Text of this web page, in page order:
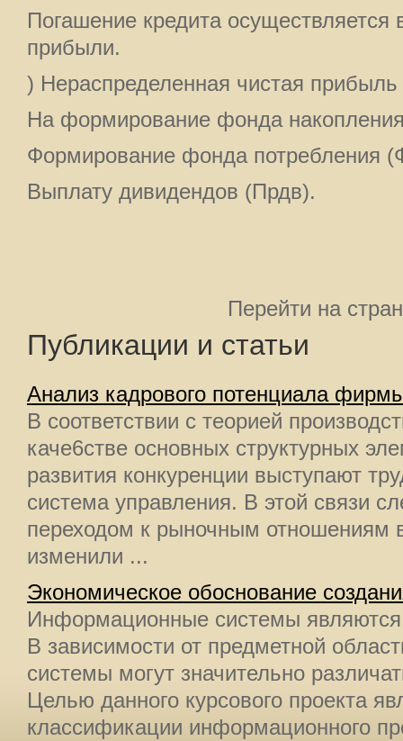
Погашение кредита осуществляется
прибыли.
) Нераспределенная чистая
На формирование фонда
Формирование фонда потребления
Выплату дивидендов (Прдв).
Перейти на
Публикации и статьи
Анализ кадрового потенциала
В соответствии с теорией
каче6стве основных структурных
развития конкуренции выступают
система управления. В этой связи
переходом к рыночным отношениям
изменили ...
Экономическое обоснование
Информационные системы
В зависимости от предметной
системы могут значительно
Целью данного курсового проекта
классификации информационного